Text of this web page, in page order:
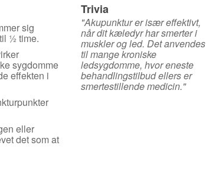
sig
½ time.
sygdomme
effekten i
eller
det som at
Trivia
"Akupunktur er især effektivt,
når dit kæledyr har smerter i
muskler og led. Det anvendes
til mange kroniske
ledsygdomme, hvor eneste
behandlingstilbud ellers er
smertestillende medicin."